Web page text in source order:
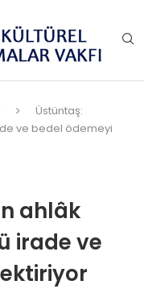
Üstüntaş:
ve bedel ödemeyi
ahlâk
irade ve